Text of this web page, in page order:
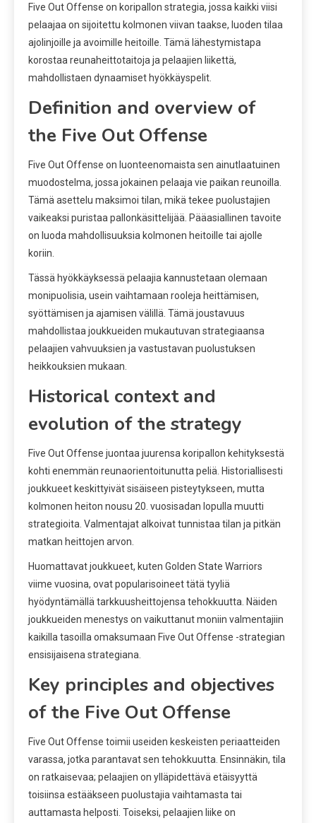
Five Out Offense on koripallon strategia, jossa kaikki viisi
pelaajaa on sijoitettu kolmonen viivan taakse, luoden tilaa
ajolinjoille ja avoimille heitoille. Tämä lähestymistapa
korostaa reunaheittotaitoja ja pelaajien liikettä,
mahdollistaen dynaamiset hyökkäyspelit.
Definition and overview of
the Five Out Offense
Five Out Offense on luonteenomaista sen ainutlaatuinen
muodostelma, jossa jokainen pelaaja vie paikan reunoilla.
Tämä asettelu maksimoi tilan, mikä tekee puolustajien
vaikeaksi puristaa pallonkäsittelijää. Pääasiallinen tavoite
on luoda mahdollisuuksia kolmonen heitoille tai ajolle
koriin.
Tässä hyökkäyksessä pelaajia kannustetaan olemaan
monipuolisia, usein vaihtamaan rooleja heittämisen,
syöttämisen ja ajamisen välillä. Tämä joustavuus
mahdollistaa joukkueiden mukautuvan strategiaansa
pelaajien vahvuuksien ja vastustavan puolustuksen
heikkouksien mukaan.
Historical context and
evolution of the strategy
Five Out Offense juontaa juurensa koripallon kehityksestä
kohti enemmän reunaorientoitunutta peliä. Historiallisesti
joukkueet keskittyivät sisäiseen pisteytykseen, mutta
kolmonen heiton nousu 20. vuosisadan lopulla muutti
strategioita. Valmentajat alkoivat tunnistaa tilan ja pitkän
matkan heittojen arvon.
Huomattavat joukkueet, kuten Golden State Warriors
viime vuosina, ovat popularisoineet tätä tyyliä
hyödyntämällä tarkkuusheittojensa tehokkuutta. Näiden
joukkueiden menestys on vaikuttanut moniin valmentajiin
kaikilla tasoilla omaksumaan Five Out Offense -strategian
ensisijaisena strategiana.
Key principles and objectives
of the Five Out Offense
Five Out Offense toimii useiden keskeisten periaatteiden
varassa, jotka parantavat sen tehokkuutta. Ensinnäkin, tila
on ratkaisevaa; pelaajien on ylläpidettävä etäisyyttä
toisiinsa estääkseen puolustajia vaihtamasta tai
auttamasta helposti. Toiseksi, pelaajien liike on